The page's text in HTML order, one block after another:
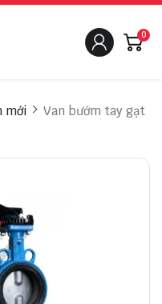
0
mới
Van bướm tay gạt